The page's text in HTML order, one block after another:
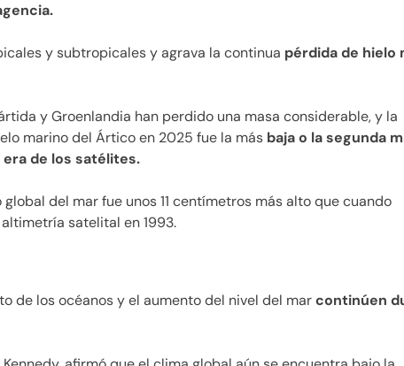
y subtropicales y agrava la continua pérdida de hielo
y Groenlandia han perdido una masa considerable, y la
marino del Ártico en 2025 fue la más baja o la segunda
era de los satélites.
del mar fue unos 11 centímetros más alto que cuando
satelital en 1993.
de los océanos y el aumento del nivel del marcontinúen